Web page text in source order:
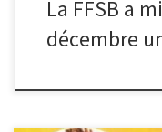
La FFSB a
décembre